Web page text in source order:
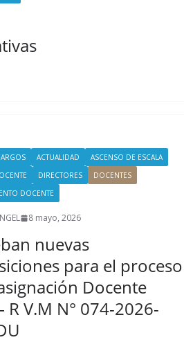
ACTUALIDAD
ASCENSO DE ESCALA
DIRECTORES
DOCENTES
DOCENTE
8 mayo, 2026
nuevas
para el proceso
Docente
R V.M N° 074-2026-